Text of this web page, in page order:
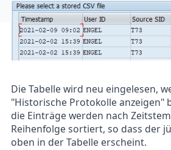
Die Tabelle wird neu eingelesen,
"Historische Protokolle anzeigen"
die Einträge werden nach
Reihenfolge sortiert, so dass der
oben in der Tabelle erscheint.